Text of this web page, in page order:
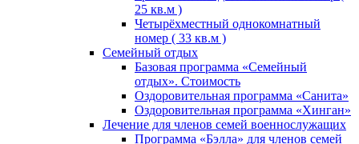
25 кв.м )
Четырёхместный однокомнатный
номер ( 33 кв.м )
Семейный отдых
Базовая программа «Семейный
отдых». Стоимость
Оздоровительная программа «Санита»
Оздоровительная программа «Хинган»
Лечение для членов семей военнослужащих
Программа «Бэлла» для членов семей